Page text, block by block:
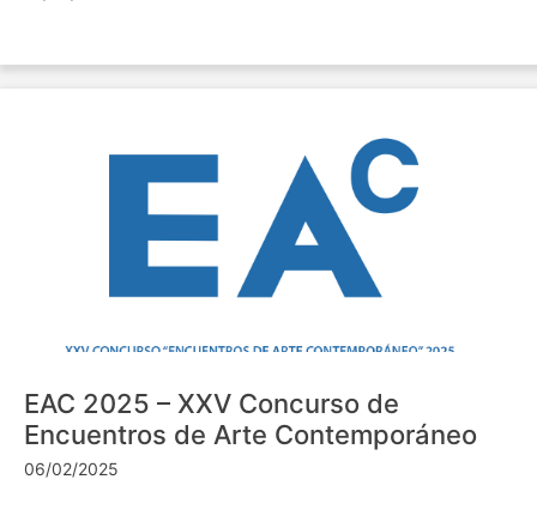
EAC 2025 – XXV Concurso de
Encuentros de Arte Contemporáneo
06/02/2025